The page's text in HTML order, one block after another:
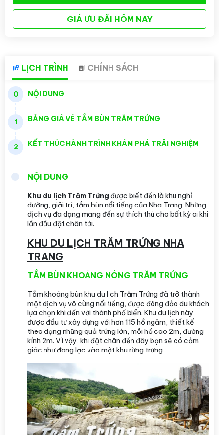
GIÁ ƯU ĐÃI HÔM NAY
LỊCH TRÌNH CHÍNH SÁCH
0 NỘI DUNG
1 BẢNG GIÁ VÉ TẮM BÙN TRĂM TRỨNG
2 KẾT THÚC HÀNH TRÌNH KHÁM PHÁ TRẢI NGHIỆM
NỘI DUNG
Khu du lịch Trăm Trứng được biết đến là khu nghỉ
dưỡng, giải trí, tắm bùn nổi tiếng của Nha Trang. Những
dịch vụ đa dạng mang đến sự thích thú cho bất kỳ ai khi
lần đầu đặt chân tới.
KHU DU LỊCH TRĂM TRỨNG NHA
TRANG
TẮM BÙN KHOÁNG NÓNG TRĂM TRỨNG
Tắm khoáng bùn khu du lịch Trăm Trứng đã trở thành
một dịch vụ vô cùng nổi tiếng, được đông đảo du khách
lựa chọn khi đến với thành phố biển. Khu du lịch này
được đầu tư xây dựng với hơn 115 hồ ngâm, thiết kế
theo dạng những quả trứng lớn, mỗi hồ cao 2m, đường
kính 2m. Vì vậy, khi đặt chân đến đây bạn sẽ có cảm
giác như đang lạc vào một khu rừng trứng.